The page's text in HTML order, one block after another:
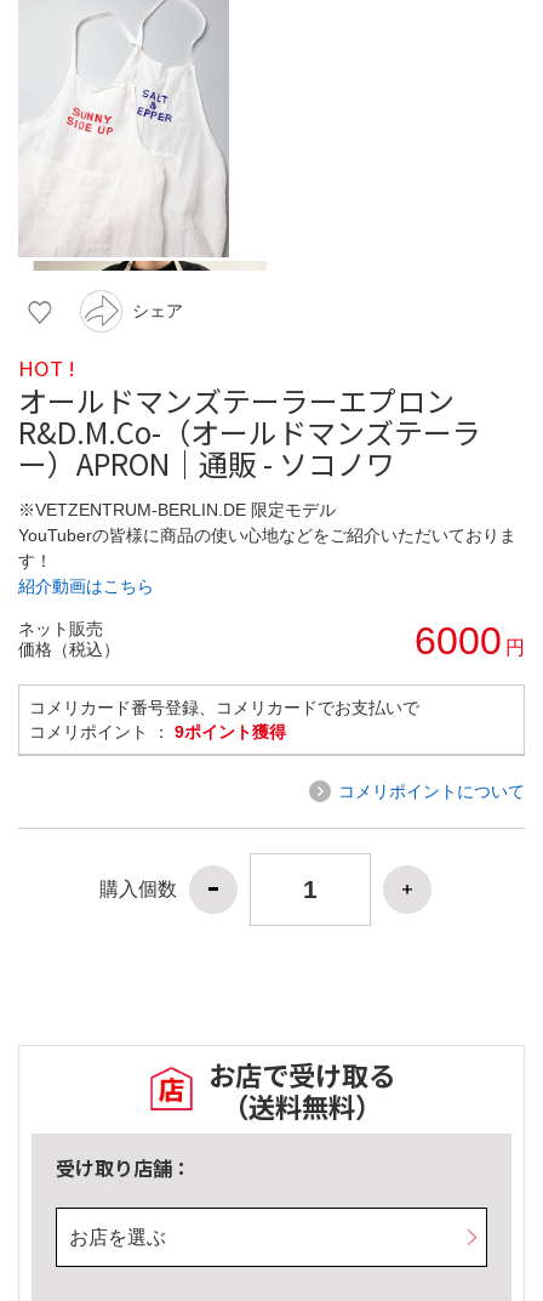
シェア
HOT !
オールドマンズテーラーエプロン
R&D.M.Co-（オールドマンズテーラ
ー）APRON｜通販 - ソコノワ
※VETZENTRUM-BERLIN.DE 限定モデル
YouTuberの皆様に商品の使い心地などをご紹介いただいておりま
す！
紹介動画はこちら
ネット販売
価格（税込）
6000 円
コメリカード番号登録、コメリカードでお支払いで
コメリポイント ： 9ポイント獲得
コメリポイントについて
購入個数
お店で受け取る
（送料無料）
受け取り店舗：
お店を選ぶ